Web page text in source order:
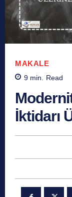
MAKALE
9 min. Read
İktidarı